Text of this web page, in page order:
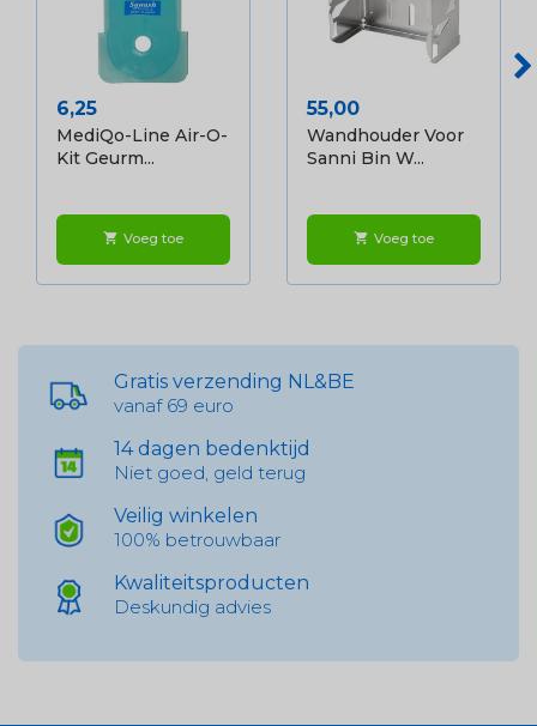
Prijs
6,25
MediQo-Line Air-O-
Kit Geurm...
shopping_cart Voeg toe
Prijs
55,00
Wandhouder Voor
Sanni Bin W...
shopping_cart Voeg toe
Gratis verzending NL&BE
vanaf 69 euro
14 dagen bedenktijd
Niet goed, geld terug
Veilig winkelen
100% betrouwbaar
Kwaliteitsproducten
Deskundig advies